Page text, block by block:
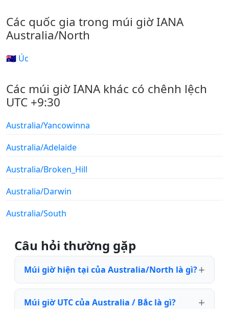
Các quốc gia trong múi giờ IANA
Australia/North
🇦🇺 Úc
Các múi giờ IANA khác có chênh lệch
UTC +9:30
Australia/Yancowinna
Australia/Adelaide
Australia/Broken_Hill
Australia/Darwin
Australia/South
Câu hỏi thường gặp
Múi giờ hiện tại của Australia/North là gì?
Múi giờ UTC của Australia / Bắc là gì?